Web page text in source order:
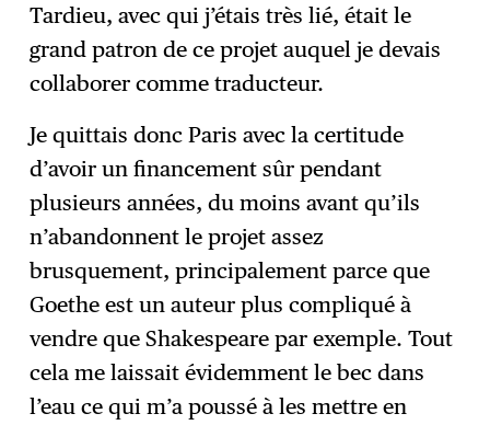
Tardieu, avec qui j’étais très lié, était le
grand patron de ce projet auquel je devais
collaborer comme traducteur.
Je quittais donc Paris avec la certitude
d’avoir un financement sûr pendant
plusieurs années, du moins avant qu’ils
n’abandonnent le projet assez
brusquement, principalement parce que
Goethe est un auteur plus compliqué à
vendre que Shakespeare par exemple. Tout
cela me laissait évidemment le bec dans
l’eau ce qui m’a poussé à les mettre en